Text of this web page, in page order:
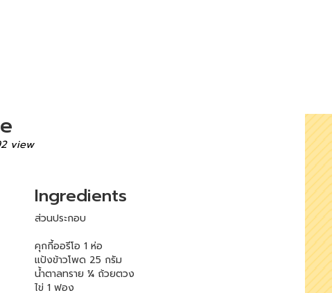
view
Ingredients
ส่วนประกอบ
คุกกี้ออรีโอ 1 ห่อ
แป้งข้าวโพด 25 กรัม
น้ำตาลทราย ¼ ถ้วยตวง
ไข่ 1 ฟอง